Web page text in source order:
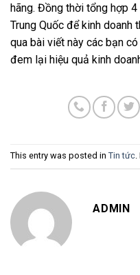
hãng. Đồng thời tổng hợp
Trung Quốc để kinh doanh
qua bài viết này các bạn
đem lại hiệu quả kinh
This entry was posted in Tin tức.
ADMIN